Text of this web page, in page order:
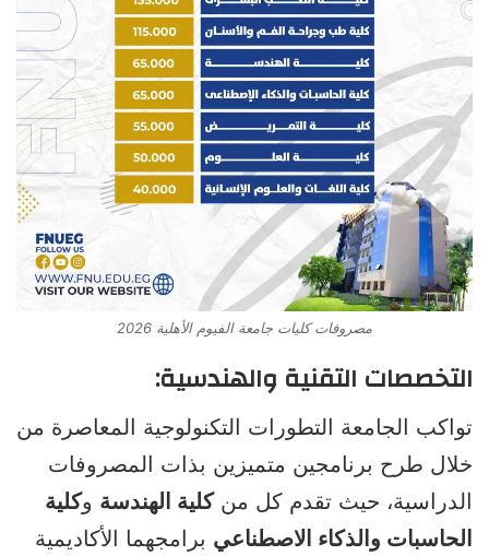
مصروفات كليات جامعة الفيوم الأهلية 2026
التخصصات التقنية والهندسية:
تواكب الجامعة التطورات التكنولوجية المعاصرة من
خلال طرح برنامجين متميزين بذات المصروفات
الدراسية، حيث تقدم كل منكلية الهندسة وكلية
الحاسبات والذكاء الاصطناعي برامجهما الأكاديمية